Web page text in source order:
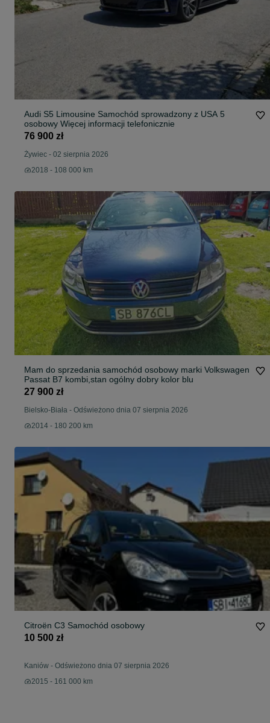
Audi S5 Limousine Samochód sprowadzony z USA 5
osobowy Więcej informacji telefonicznie
76 900 zł
Żywiec - 02 sierpnia 2026
2018 - 108 000 km
Mam do sprzedania samochód osobowy marki Volkswagen
Passat B7 kombi,stan ogólny dobry kolor blu
27 900 zł
Bielsko-Biała - Odświeżono dnia 07 sierpnia 2026
2014 - 180 200 km
Citroën C3 Samochód osobowy
10 500 zł
Kaniów - Odświeżono dnia 07 sierpnia 2026
2015 - 161 000 km